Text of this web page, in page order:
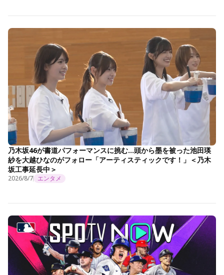
乃木坂46が書道パフォーマンスに挑む…頭から墨を被った池田瑛
紗を大越ひなのがフォロー「アーティスティックです！」＜乃木
坂工事延長中＞
2026/8/7 エンタメ